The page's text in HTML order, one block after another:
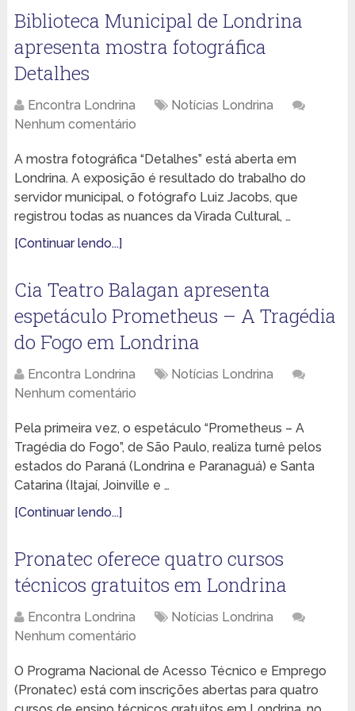
Biblioteca Municipal de Londrina
apresenta mostra fotográfica
Detalhes
Encontra Londrina
Notícias Londrina
Nenhum comentário
A mostra fotográfica “Detalhes” está aberta em
Londrina. A exposição é resultado do trabalho do
servidor municipal, o fotógrafo Luiz Jacobs, que
registrou todas as nuances da Virada Cultural, …
[Continuar lendo...]
Cia Teatro Balagan apresenta
espetáculo Prometheus – A Tragédia
do Fogo em Londrina
Encontra Londrina
Notícias Londrina
Nenhum comentário
Pela primeira vez, o espetáculo “Prometheus – A
Tragédia do Fogo”, de São Paulo, realiza turnê pelos
estados do Paraná (Londrina e Paranaguá) e Santa
Catarina (Itajaí, Joinville e …
[Continuar lendo...]
Pronatec oferece quatro cursos
técnicos gratuitos em Londrina
Encontra Londrina
Notícias Londrina
Nenhum comentário
O Programa Nacional de Acesso Técnico e Emprego
(Pronatec) está com inscrições abertas para quatro